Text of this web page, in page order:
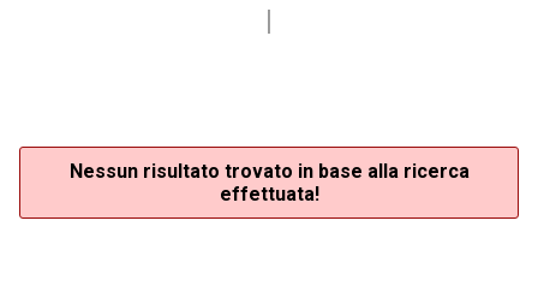
Nessun risultato trovato in base alla ricerca
effettuata!